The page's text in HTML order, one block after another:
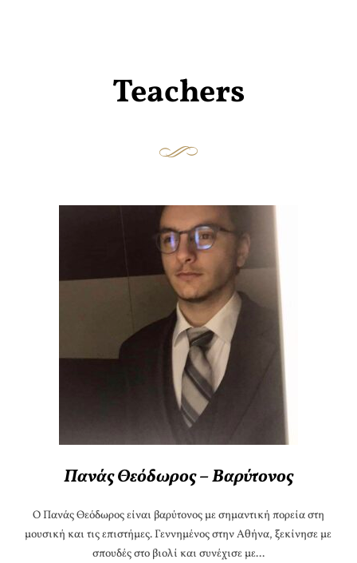
Teachers
Πανάς Θεόδωρος – Βαρύτονος
Ο Πανάς Θεόδωρος είναι βαρύτονος με σημαντική πορεία στη
μουσική και τις επιστήμες. Γεννημένος στην Αθήνα, ξεκίνησε με
σπουδές στο βιολί και συνέχισε με...